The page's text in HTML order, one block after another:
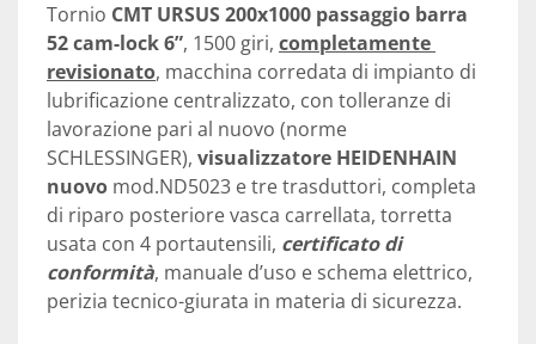
Tornio CMT URSUS 200x1000 passaggio barra
52 cam-lock 6”, 1500 giri, completamente
revisionato, macchina corredata di impianto di
lubrificazione centralizzato, con tolleranze di
lavorazione pari al nuovo (norme
SCHLESSINGER), visualizzatore HEIDENHAIN
nuovo mod.ND5023 e tre trasduttori, completa
di riparo posteriore vasca carrellata, torretta
usata con 4 portautensili, certificato di
conformità, manuale d’uso e schema elettrico,
perizia tecnico-giurata in materia di sicurezza.